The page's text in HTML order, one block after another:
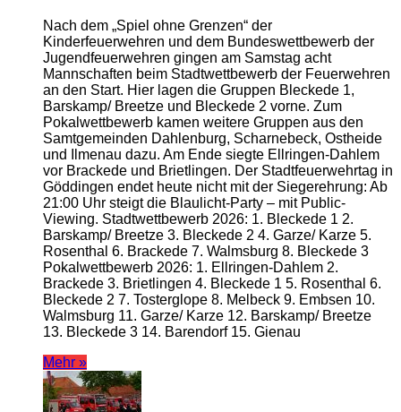
Nach dem „Spiel ohne Grenzen“ der
Kinderfeuerwehren und dem Bundeswettbewerb der
Jugendfeuerwehren gingen am Samstag acht
Mannschaften beim Stadtwettbewerb der Feuerwehren
an den Start. Hier lagen die Gruppen Bleckede 1,
Barskamp/ Breetze und Bleckede 2 vorne. Zum
Pokalwettbewerb kamen weitere Gruppen aus den
Samtgemeinden Dahlenburg, Scharnebeck, Ostheide
und Ilmenau dazu. Am Ende siegte Ellringen-Dahlem
vor Brackede und Brietlingen. Der Stadtfeuerwehrtag in
Göddingen endet heute nicht mit der Siegerehrung: Ab
21:00 Uhr steigt die Blaulicht-Party – mit Public-
Viewing. Stadtwettbewerb 2026: 1. Bleckede 1 2.
Barskamp/ Breetze 3. Bleckede 2 4. Garze/ Karze 5.
Rosenthal 6. Brackede 7. Walmsburg 8. Bleckede 3
Pokalwettbewerb 2026: 1. Ellringen-Dahlem 2.
Brackede 3. Brietlingen 4. Bleckede 1 5. Rosenthal 6.
Bleckede 2 7. Tosterglope 8. Melbeck 9. Embsen 10.
Walmsburg 11. Garze/ Karze 12. Barskamp/ Breetze
13. Bleckede 3 14. Barendorf 15. Gienau
Mehr »